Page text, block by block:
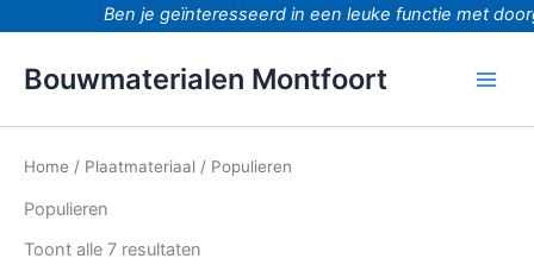
Ben je geïnteresseerd in een leuke functie met
Bouwmaterialen Montfoort
Home / Plaatmateriaal / Populieren
Populieren
Toont alle 7 resultaten